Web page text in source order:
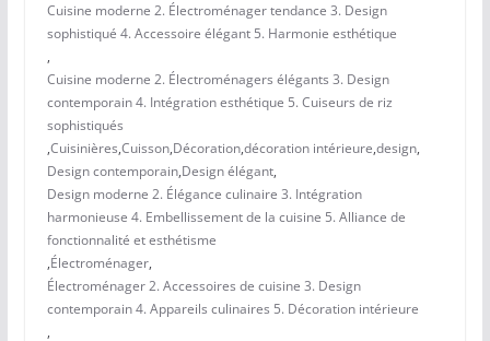
Cuisine moderne 2. Électroménager tendance 3. Design
sophistiqué 4. Accessoire élégant 5. Harmonie esthétique
,
Cuisine moderne 2. Électroménagers élégants 3. Design
contemporain 4. Intégration esthétique 5. Cuiseurs de riz
sophistiqués
,Cuisinières,Cuisson,Décoration,décoration intérieure,design,
Design contemporain,Design élégant,
Design moderne 2. Élégance culinaire 3. Intégration
harmonieuse 4. Embellissement de la cuisine 5. Alliance de
fonctionnalité et esthétisme
,Électroménager,
Électroménager 2. Accessoires de cuisine 3. Design
contemporain 4. Appareils culinaires 5. Décoration intérieure
,